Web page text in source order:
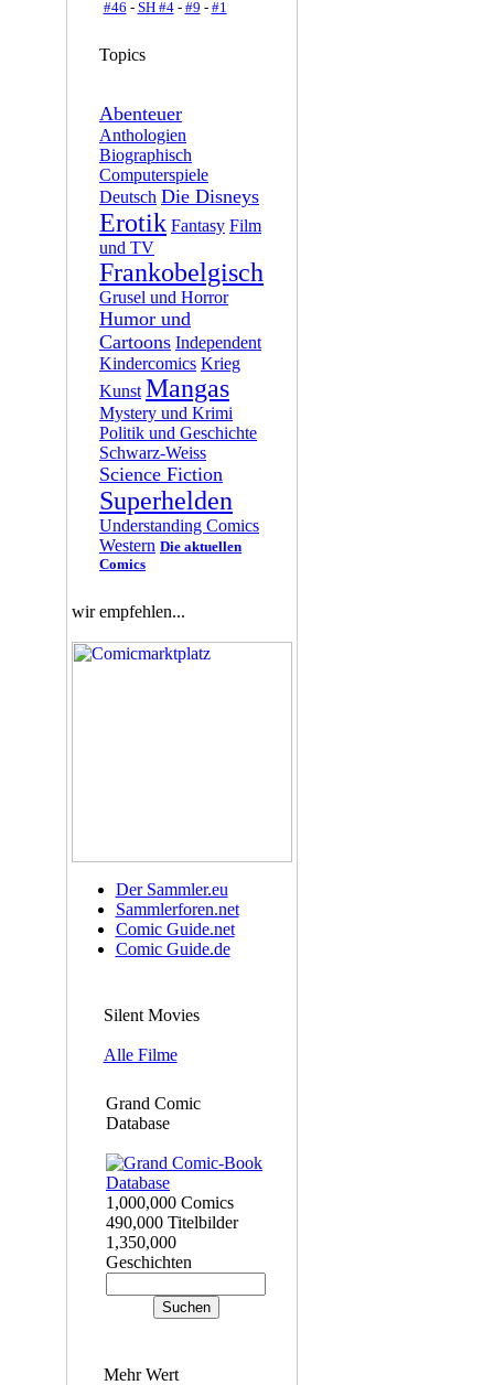
#46 - SH #4- #9 - #1
Topics
Abenteuer
Anthologien
Biographisch
Computerspiele
Deutsch Die Disneys
Erotik Fantasy Film
und TV
Frankobelgisch
Grusel und Horror
Humor und
Cartoons Independent
Kindercomics Krieg
Kunst Mangas
Mystery und Krimi
Politik und Geschichte
Schwarz-Weiss
Science Fiction
Superhelden
Understanding Comics
Western Die aktuellen
Comics
wir empfehlen...
Der Sammler.eu
Sammlerforen.net
Comic Guide.net
Comic Guide.de
Silent Movies
Alle Filme
Grand Comic
Database
1,000,000 Comics
490,000 Titelbilder
1,350,000
Geschichten
Mehr Wert